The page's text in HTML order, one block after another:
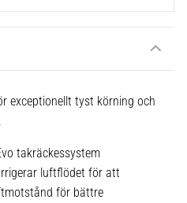
exceptionellt tyst körning och
takräckessystem
luftflödet för att
för bättre